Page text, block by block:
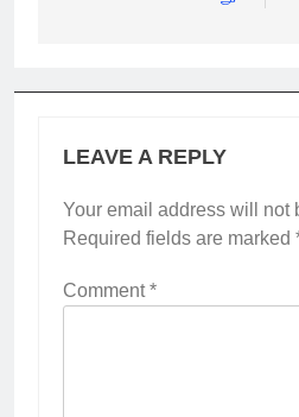
LEAVE A REPLY
Your email address will not
Required fields are marked
Comment*